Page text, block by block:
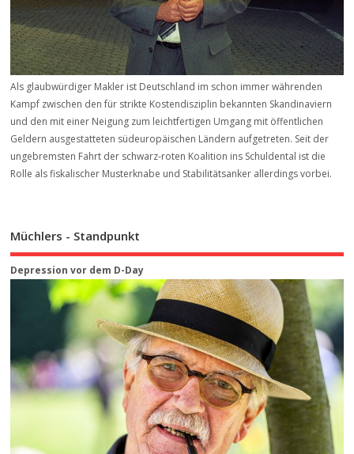
Als glaubwürdiger Makler ist Deutschland im schon immer währenden
Kampf zwischen den für strikte Kostendisziplin bekannten Skandinaviern
und den mit einer Neigung zum leichtfertigen Umgang mit öffentlichen
Geldern ausgestatteten südeuropäischen Ländern aufgetreten. Seit der
ungebremsten Fahrt der schwarz-roten Koalition ins Schuldental ist die
Rolle als fiskalischer Musterknabe und Stabilitätsanker allerdings vorbei.
Müchlers - Standpunkt
Depression vor dem D-Day